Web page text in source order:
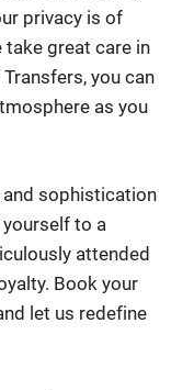
privacy is of
great care in
you can
as you
and sophistication
to a
attended
Book your
let us redefine